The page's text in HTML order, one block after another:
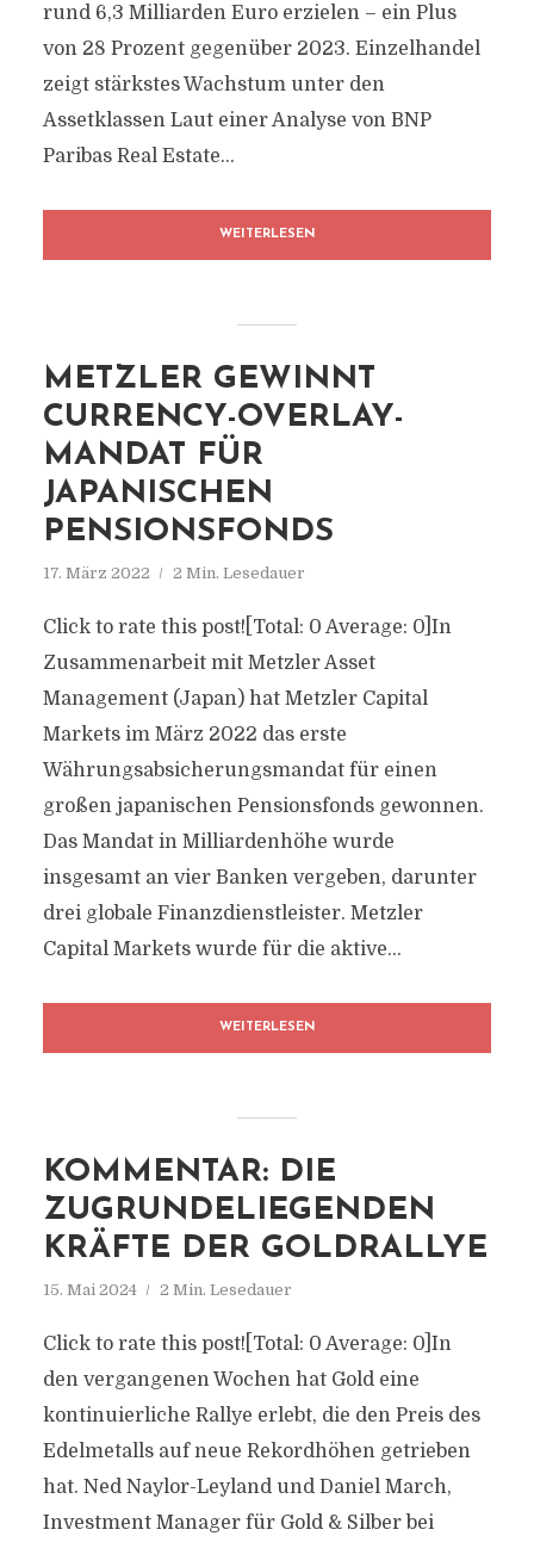
rund 6,3 Milliarden Euro erzielen – ein Plus
von 28 Prozent gegenüber 2023. Einzelhandel
zeigt stärkstes Wachstum unter den
Assetklassen Laut einer Analyse von BNP
Paribas Real Estate...
WEITERLESEN
METZLER GEWINNT
CURRENCY-OVERLAY-
MANDAT FÜR
JAPANISCHEN
PENSIONSFONDS
17. März 2022 2 Min. Lesedauer
Click to rate this post![Total: 0 Average: 0]In
Zusammenarbeit mit Metzler Asset
Management (Japan) hat Metzler Capital
Markets im März 2022 das erste
Währungsabsicherungsmandat für einen
großen japanischen Pensionsfonds gewonnen.
Das Mandat in Milliardenhöhe wurde
insgesamt an vier Banken vergeben, darunter
drei globale Finanzdienstleister. Metzler
Capital Markets wurde für die aktive...
WEITERLESEN
KOMMENTAR: DIE
ZUGRUNDELIEGENDEN
KRÄFTE DER GOLDRALLYE
15. Mai 2024 2 Min. Lesedauer
Click to rate this post![Total: 0 Average: 0]In
den vergangenen Wochen hat Gold eine
kontinuierliche Rallye erlebt, die den Preis des
Edelmetalls auf neue Rekordhöhen getrieben
hat. Ned Naylor-Leyland und Daniel March,
Investment Manager für Gold & Silber bei